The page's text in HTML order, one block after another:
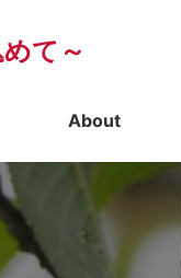
て～
About